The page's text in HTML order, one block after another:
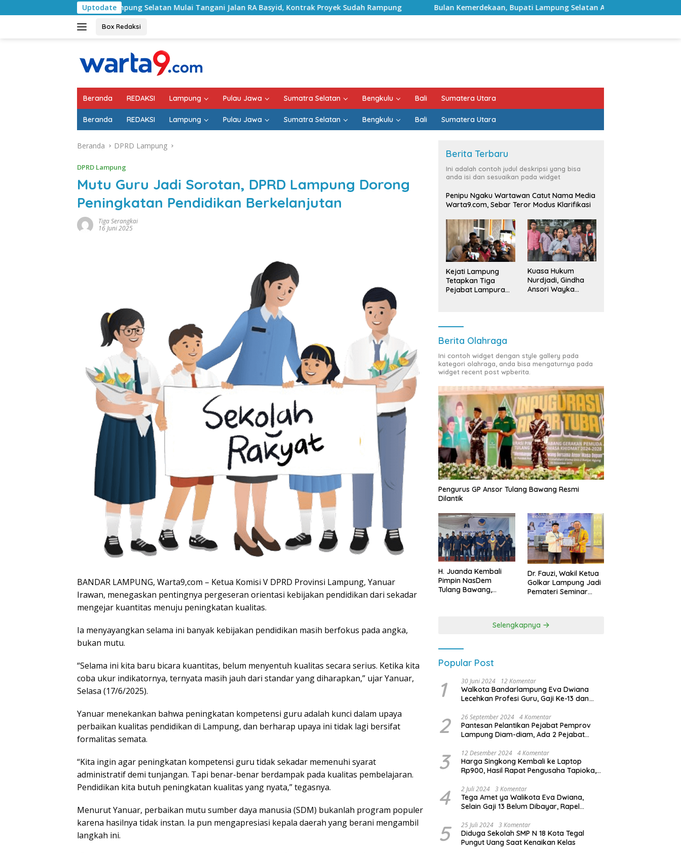
ke
Uptodate
Pemkab Lampung Selatan Mulai Tangani Jalan RA Basyid, Kontrak Proyek Sudah Rampung Bulan Kemerdekaan, Bupati Lampung Selatan Ajak ASN Perkuat Semangat Pengabdian
Box Redaksi
Beranda REDAKSI Lampung Pulau Jawa Sumatra Selatan Bengkulu Bali Sumatera Utara
Beranda REDAKSI Lampung Pulau Jawa Sumatra Selatan Bengkulu Bali Sumatera Utara
Beranda DPRD Lampung
DPRD Lampung
Mutu Guru Jadi Sorotan, DPRD Lampung Dorong
Peningkatan Pendidikan Berkelanjutan
Tiga Serangkai
16 Juni 2025
BANDAR LAMPUNG, Warta9,com – Ketua Komisi V DPRD Provinsi Lampung, Yanuar
Irawan, menegaskan pentingnya pergeseran orientasi kebijakan pendidikan dari sekadar
mengejar kuantitas menuju peningkatan kualitas.
Ia menyayangkan selama ini banyak kebijakan pendidikan masih berfokus pada angka,
bukan mutu.
“Selama ini kita baru bicara kuantitas, belum menyentuh kualitas secara serius. Ketika kita
coba ukur indikatornya, ternyata masih jauh dari standar yang diharapkan,” ujar Yanuar,
Selasa (17/6/2025).
Yanuar menekankan bahwa peningkatan kompetensi guru adalah kunci dalam upaya
perbaikan kualitas pendidikan di Lampung, dan berharap upaya ini tidak lagi bersifat
formalitas semata.
“Kita ingin agar peningkatan kompetensi guru tidak sekadar memenuhi syarat
administratif demi tunjangan. Tapi benar-benar berdampak pada kualitas pembelajaran.
Pendidikan kita butuh peningkatan kualitas yang nyata,” tegasnya.
Menurut Yanuar, perbaikan mutu sumber daya manusia (SDM) bukanlah program populer
karena hasilnya tidak instan. Ia pun mengapresiasi kepala daerah yang berani mengambil
langkah ini.
Berita Terbaru
Ini adalah contoh judul deskripsi yang bisa
anda isi dan sesuaikan pada widget
Penipu Ngaku Wartawan Catut Nama Media
Warta9.com, Sebar Teror Modus Klarifikasi
Kejati Lampung
Tetapkan Tiga
Pejabat Lampura
Kuasa Hukum
Nurdjadi, Gindha
Ansori Wayka
Berita Olahraga
Ini contoh widget dengan style gallery pada
kategori olahraga, anda bisa mengaturnya pada
widget recent post wpberita.
Pengurus GP Ansor Tulang Bawang Resmi
Dilantik
H. Juanda Kembali
Pimpin NasDem
Tulang Bawang,
Dr. Fauzi, Wakil Ketua
Golkar Lampung Jadi
Pemateri Seminar
Kebangsaan
Selengkapnya
Popular Post
1 30 Juni 2024 12 Komentar
Walkota Bandarlampung Eva Dwiana
Lecehkan Profesi Guru, Gaji Ke-13 dan
2 26 September 2024 4 Komentar
Pantesan Pelantikan Pejabat Pemprov
Lampung Diam-diam, Ada 2 Pejabat
3 12 Desember 2024 4 Komentar
Harga Singkong Kembali ke Laptop
Rp900, Hasil Rapat Pengusaha Tapioka,
Lampung
4 2 Juli 2024 3 Komentar
Tega Amet ya Walikota Eva Dwiana,
Selain Gaji 13 Belum Dibayar, Rapel
Dibayar
5 25 Juli 2024 3 Komentar
Diduga Sekolah SMP N 18 Kota Tegal
Pungut Uang Saat Kenaikan Kelas